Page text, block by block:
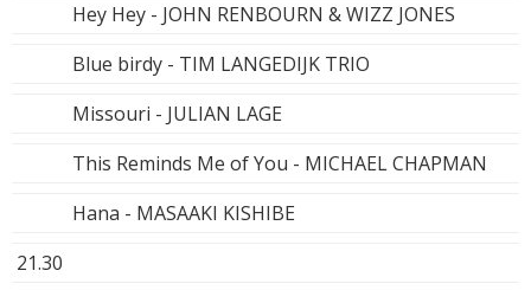
Hey Hey - JOHN RENBOURN & WIZZ JONES
Blue birdy - TIM LANGEDIJK TRIO
Missouri - JULIAN LAGE
This Reminds Me of You - MICHAEL CHAPMAN
Hana - MASAAKI KISHIBE
21.30